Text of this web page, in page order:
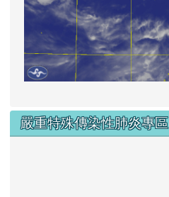
嚴重特殊傳染性肺炎專區